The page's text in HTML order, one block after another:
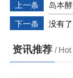
上一条
岛本
紫斑，
下一条 没有了
资讯推荐 / Hot